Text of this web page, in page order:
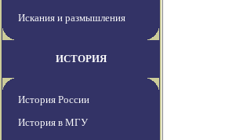
Искания и размышления
ИСТОРИЯ
История России
История в МГУ